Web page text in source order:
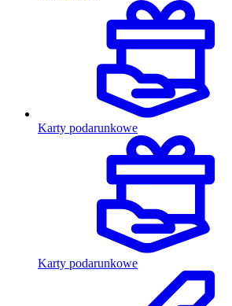
Karty podarunkowe
Karty podarunkowe